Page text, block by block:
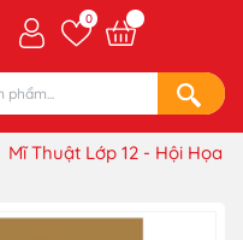
0
Mĩ Thuật Lớp 12 - Hội Họa